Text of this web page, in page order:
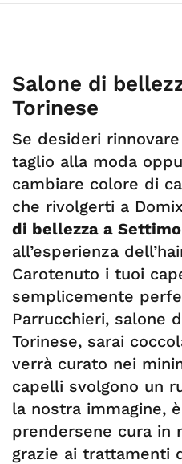
Salone di
Torinese
Se desideri
taglio alla moda
cambiare colore di
che rivolgerti a
di bellezza a
all’esperienza
Carotenuto i tuoi
semplicemente
Parrucchieri, salone
Torinese, sarai
verrà curato nei
capelli svolgono un
la nostra immagine,
prendersene cura in
grazie ai trattamenti